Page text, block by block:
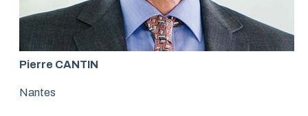
Pierre CANTIN
Nantes